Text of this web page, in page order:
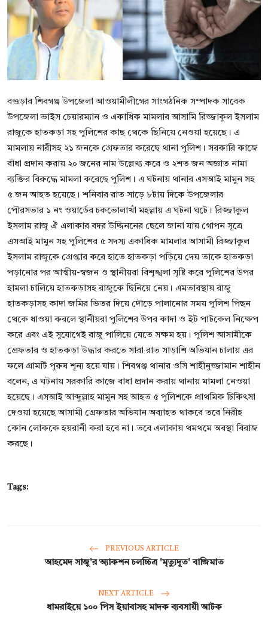
বিনোদন
বাণিজ্য
শিল্প ও সাহিত্য
জাতীয়
রাজনীতি
Bangla
বগুড়ার শিবগঞ্জ উপজেলা আওয়ামীলীগের সাংগঠনিক সম্পাদক সাবেক
উপজেলা ভাইস চেয়ারম্যান ও একাধিক মামলার আসামি রিজ্জাকুল ইসলাম
রাজুকে হাতকড়া সহ পুলিশের কাছ থেকে ছিনিয়ে নেওয়া হয়েছে। এ
মামলায় নারীসহ ২১ জনকে গ্রেফতার করেছে থানা পুলিশ। সরকারি কাজে
বাঁধা প্রদান করায় ২০ জনের নাম উল্লেখ্য করে ও ২শত জন অজ্ঞাত নামা
ব্যক্তির বিরুদ্ধে মামলা করেছে পুলিশ। এ ঘটনায় থানার এসআই মামুন সহ
৫ জন আহত হয়েছে। শনিবার রাত সাড়ে ৮টায় দিকে উপজেলার
পৌরসভার ১ নং ওয়ার্ডের চকভোলাখাঁ মহল্লায় এ ঘটনা ঘটে। রিজ্জাকুল
ইসলাম রাজু ঐ এলাকার বদর উদ্দিননের ছেলে জানা যায় গোপন সূত্রে
এসআই মামুন সহ পুলিশের ৫ সদস্য একাধিক মামলার আসামী রিজ্জাকুল
ইসলাম রাজুকে গ্রেপ্তার করে হাতে হাতকড়া পড়িয়ে দেয় তাকে হাতকড়া
পড়ানোর পর আত্মীয়-স্বজন ও স্থানীয়রা বিশৃঙ্খলা সৃষ্টি করে পুলিশের উপর
হামলা চালিয়ে হাতকড়াসহ রাজুকে ছিনিয়ে নেয়। এমতাবস্থায় রাজু
হাতকড়াসহ কাদা জমির ভিতর দিয়ে দৌড়ে পালানোর সময় পুলিশ পিছন
থেকে ধাওয়া করলে স্থানীয়রা পুলিশের উপর কাদা ও ইট পাটকেল নিক্ষেপ
করে এবং এই সুযোগেই রাজু পালিয়ে যেতে সক্ষম হয়। পুলিশ আসামীকে
গ্রেফতার ও হাতকড়া উদ্ধার করতে সারা রাত সাড়াশি অভিযান চালায় এর
ফলে গ্রামটি পুরুষ শূন্য হয়ে যায়। শিবগঞ্জ থানার ওসি শাহীনুজ্জামান শাহীন
বলেন, এ ঘটনায় সরকারি কাজে বাধা প্রদান করায় থানায় মামলা নেওয়া
হয়েছে। এসআই আব্দুল্লাহ মামুন সহ আহত ৫ পুলিশকে প্রাথমিক চিকিৎসা
দেওয়া হয়েছে আসামী গ্রেফতার অভিযান অব্যাহত থাকবে তবে নিরীহ
কোন লোককে হয়রানী করা হবে না। তবে এলাকায় থমথমে অবস্থা বিরাজ
করছে।
Tags:
PREVIOUS ARTICLE
আহমেদ সাজু'র অ্যাকশন চলচ্চিত্র 'মৃত্যুদূত' বাজিমাত
NEXT ARTICLE
ধামরাইয়ে ১০০ পিস ইয়াবাসহ মাদক ব্যবসায়ী আটক